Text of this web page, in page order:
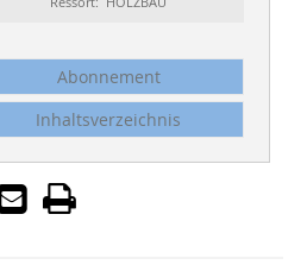
Abonnement
Inhaltsverzeichnis